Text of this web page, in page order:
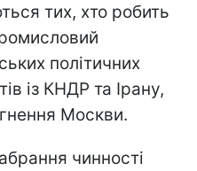
тих, хто робить
політичних
із КНДР та Ірану,
Москви.
чинності